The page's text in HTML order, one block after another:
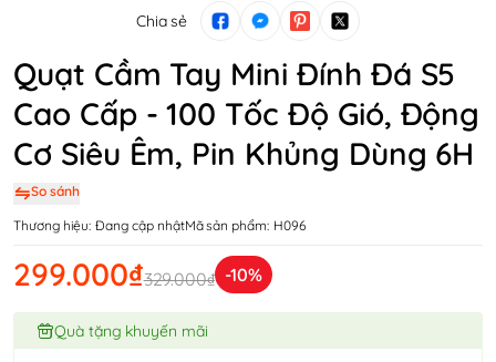
Chia sẻ
Quạt Cầm Tay Mini Đính Đá S5
Cao Cấp - 100 Tốc Độ Gió, Động
Cơ Siêu Êm, Pin Khủng Dùng 6H
So sánh
Thương hiệu: Đang cập nhậtMã sản phẩm: H096
299.000₫329.000₫ -10%
Quà tặng khuyến mãi